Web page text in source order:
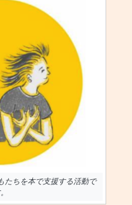
たちを本で支援する活動で